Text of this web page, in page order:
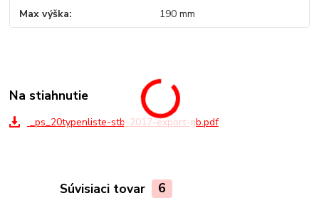
Max výška 190 mm
Na stiahnutie
_ps_20typenliste-stb-2017-export-gb.pdf
Súvisiaci tovar 6